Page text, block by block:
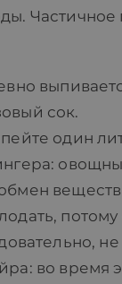
сок.
один
веществ
во время